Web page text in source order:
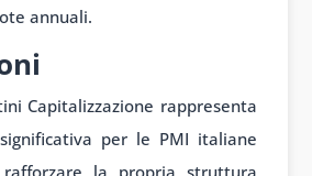
annuali.
Capitalizzazione rappresenta
per le PMI italiane